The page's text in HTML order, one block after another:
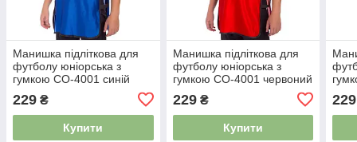
Манишка підліткова для
футболу юніорська з
гумкою CO-4001 синій
229 ₴
Купити
Манишка підліткова для
футболу юніорська з
гумкою CO-4001 червоний
229₴
Купити
229